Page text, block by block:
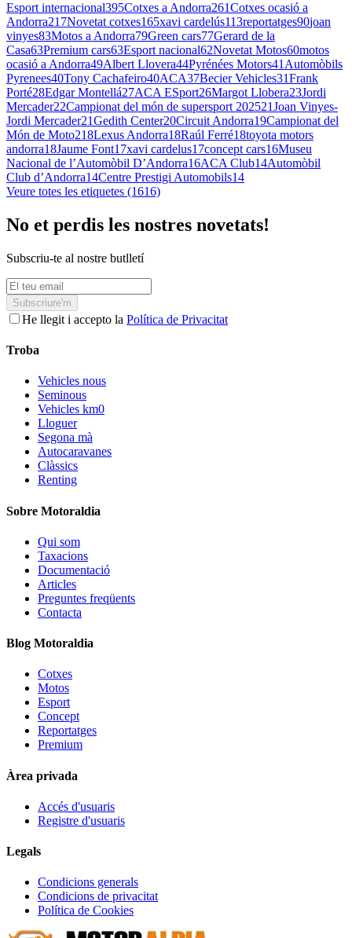
Esport internacional395Cotxes a Andorra261Cotxes ocasió a
Andorra217Novetat cotxes165xavi cardelús113reportatges90joan
vinyes83Motos a Andorra79Green cars77Gerard de la
Casa63Premium cars63Esport nacional62Novetat Motos60motos
ocasió a Andorra49Albert Llovera44Pyrénées Motors41 Automòbils
Pyrenees40Tony Cachafeiro40ACA37Becier Vehicles31Frank
Porté28Edgar Montellá27ACA ESport26Margot Llobera23Jordi
Mercader22Campionat del món de supersport 202521Joan Vinyes-
Jordi Mercader21Gedith Center20Circuit Andorra19Campionat del
Món de Moto218Lexus Andorra18Raúl Ferré18toyota motors
andorra18Jaume Font17xavi cardelus17concept cars16Museu
Nacional de l’Automòbil D’Andorra16ACA Club14Automòbil
Club d’Andorra14Centre Prestigi Automobils14
Veure totes les etiquetes (1616)
No et perdis les nostres novetats!
Subscriu-te al nostre butlletí
Subscriure'm
He llegit i accepto la Política de Privacitat
Troba
Vehicles nous
Seminous
Vehicles km0
Lloguer
Segona mà
Autocaravanes
Clàssics
Renting
Sobre Motoraldia
Qui som
Taxacions
Documentació
Articles
Preguntes freqüents
Contacta
Blog Motoraldia
Cotxes
Motos
Esport
Concept
Reportatges
Premium
Àrea privada
Accés d'usuaris
Registre d'usuaris
Legals
Condicions generals
Condicions de privacitat
Política de Cookies